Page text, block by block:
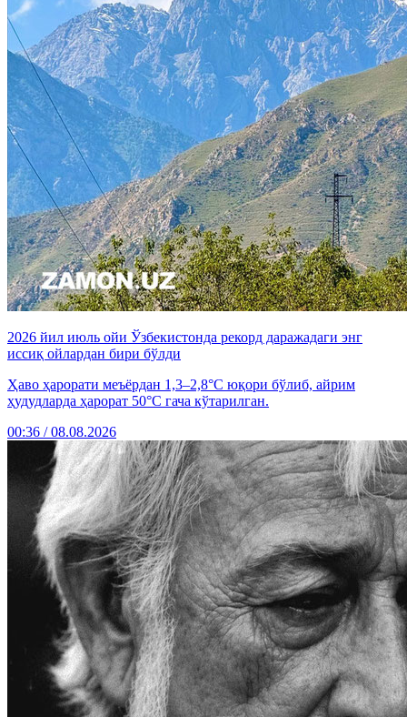
2026 йил июль ойи Ўзбекистонда рекорд даражадаги энг
иссиқ ойлардан бири бўлди
Ҳаво ҳарорати меъёрдан 1,3–2,8°C юқори бўлиб, айрим
ҳудудларда ҳарорат 50°C гача кўтарилган.
00:36 / 08.08.2026